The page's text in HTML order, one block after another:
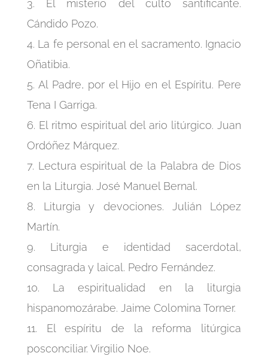
3. El misterio del culto santificante.
Cándido Pozo.
4. La fe personal en el sacramento. Ignacio
Oñatibia.
5. Al Padre, por el Hijo en el Espíritu. Pere
Tena I Garriga.
6. El ritmo espiritual del ario litúrgico. Juan
Ordóñez Márquez.
7. Lectura espiritual de la Palabra de Dios
en la Liturgia. José Manuel Bernal.
8. Liturgia y devociones. Julián López
Martín.
9. Liturgia e identidad sacerdotal,
consagrada y laical. Pedro Fernández.
10. La espiritualidad en la liturgia
hispanomozárabe. Jaime Colomina Torner.
11. El espíritu de la reforma litúrgica
posconciliar. Virgilio Noe.